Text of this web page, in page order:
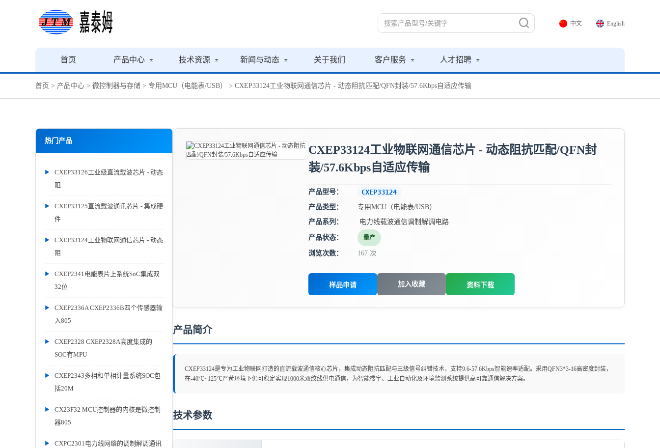
中文 English
首页 产品中心 技术资源 新闻与动态 关于我们 客户服务 人才招聘
首页 > 产品中心 > 微控制器与存储 > 专用MCU（电能表/USB） > CXEP33124工业物联网通信芯片 - 动态阻抗匹配/QFN封装/57.6Kbps自适应传输
热门产品
CXEP33126工业级直流载波芯片 - 动态
阻
CXEP33125直流载波通讯芯片 - 集成硬
件
CXEP33124工业物联网通信芯片 - 动态
阻
CXEP2341电能表片上系统SoC集成双
32位
CXEP2336A CXEP2336B四个传感器输
入805
CXEP2328 CXEP2328A高度集成的
SOC有MPU
CXEP2343多相和单相计量系统SOC包
括20M
CX23F32 MCU控制器的内核是微控制
器805
CXPC2301电力线网络的调制解调通讯
CXEP33124工业物联网通信芯片 - 动态阻抗匹配/QFN封
装/57.6Kbps自适应传输
产品型号： CXEP33124
产品类型：
专用MCU（电能表/USB）
产品系列：
电力线载波通信调制解调电路
产品状态： 量产
浏览次数： 167 次
样品申请 加入收藏 资料下载
产品简介
CXEP33124是专为工业物联网打造的直流载波通信核心芯片，集成动态阻抗匹配与三级信号纠错技术，支持9.6-57.6Kbps智能速率适配。采用QFN3*3-16高密度封装，
在-40℃~125℃严苛环境下仍可稳定实现1000米双绞线供电通信，为智能楼宇、工业自动化及环境监测系统提供高可靠通信解决方案。
技术参数